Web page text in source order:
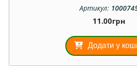
Артикул:
11.00грн
Додати у